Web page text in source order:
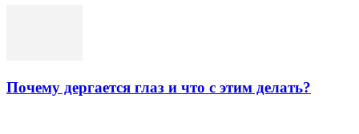
Почему дергается глаз и что с этим делать?